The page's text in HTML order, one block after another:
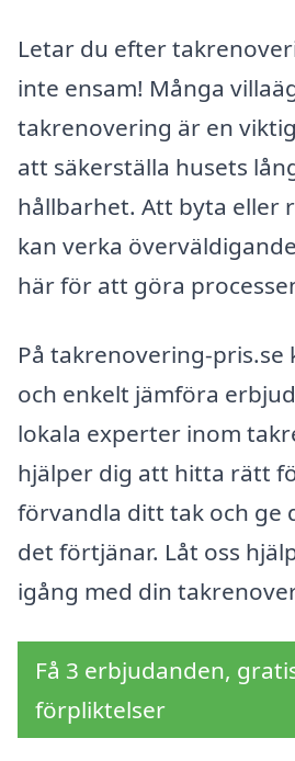
Letar du efter
inte ensam! Många
takrenovering är en
att säkerställa husets
hållbarhet. Att byta eller
kan verka
här för att göra
På takrenovering-pris.se
och enkelt jämföra
lokala experter inom
hjälper dig att hitta rätt
förvandla ditt tak och ge
det förtjänar. Låt oss
igång med din
Få 3 erbjudanden,
förpliktelser